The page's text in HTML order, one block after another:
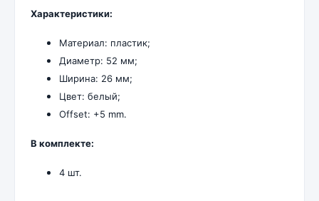
Характеристики:
Материал: пластик;
Диаметр: 52 мм;
Ширина: 26 мм;
Цвет: белый;
Offset: +5 mm.
В комплекте:
4 шт.